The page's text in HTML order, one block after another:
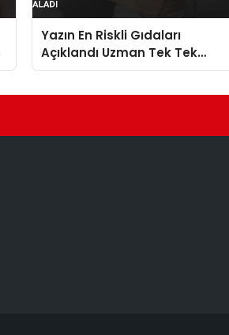
Yazın En Riskli Gıdaları
Açıklandı Uzman Tek Tek
Sıraladı